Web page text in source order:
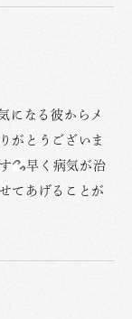
になる彼からメ
がとうございま
早く病気が治
てあげることが